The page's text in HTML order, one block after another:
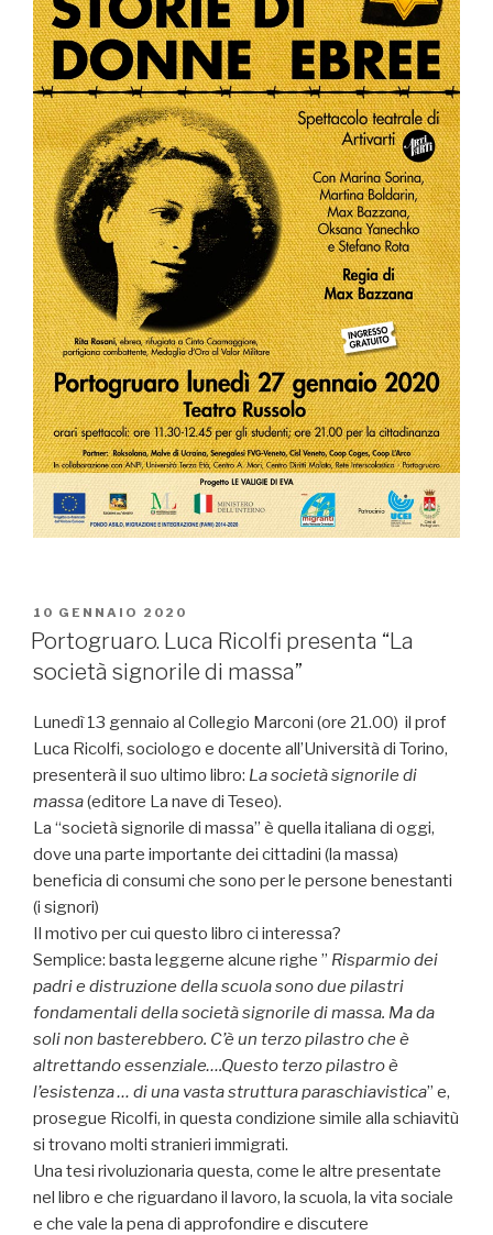
PUBBLICATO
IL
10 GENNAIO 2020
Portogruaro. Luca Ricolfi presenta “La
società signorile di massa”
Lunedì 13 gennaio al Collegio Marconi (ore 21.00) il prof
Luca Ricolfi, sociologo e docente all’Università di Torino,
presenterà il suo ultimo libro: La società signorile di
massa(editore La nave di Teseo).
La “società signorile di massa” è quella italiana di oggi,
dove una parte importante dei cittadini (la massa)
beneficia di consumi che sono per le persone benestanti
(i signori)
Il motivo per cui questo libro ci interessa?
Semplice: basta leggerne alcune righe ” Risparmio dei
padri e distruzione della scuola sono due pilastri
fondamentali della società signorile di massa. Ma da
soli non basterebbero. C’è un terzo pilastro che è
altrettando essenziale….Questo terzo pilastro è
l’esistenza … di una vasta struttura paraschiavistica” e,
prosegue Ricolfi, in questa condizione simile alla schiavitù
si trovano molti stranieri immigrati.
Una tesi rivoluzionaria questa, come le altre presentate
nel libro e che riguardano il lavoro, la scuola, la vita sociale
e che vale la pena di approfondire e discutere